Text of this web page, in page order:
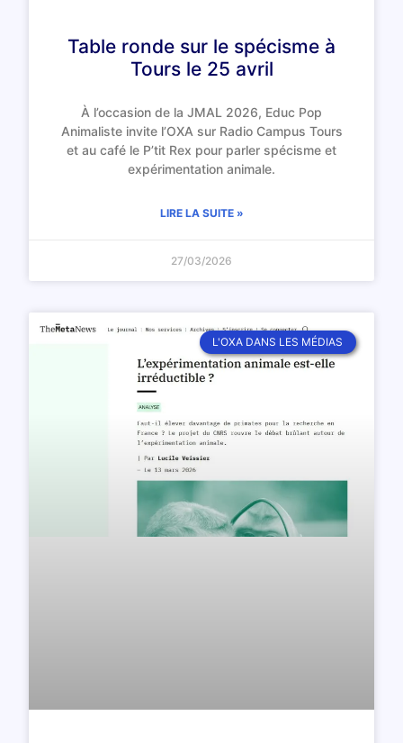
Table ronde sur le spécisme à
Tours le 25 avril
À l’occasion de la JMAL 2026, Educ Pop
Animaliste invite l’OXA sur Radio Campus Tours
et au café le P’tit Rex pour parler spécisme et
expérimentation animale.
LIRE LA SUITE »
27/03/2026
L'OXA DANS LES MÉDIAS